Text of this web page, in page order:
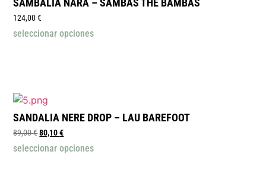
SAMBALIA NARA – SAMBAS THE BAMBAS
124,00€
seleccionar opciones
SANDALIA NERE DROP – LAU BAREFOOT
89,00€80,10€
seleccionar opciones